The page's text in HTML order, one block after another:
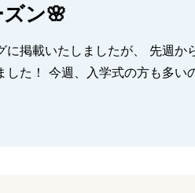
ン🌸
らソメイヨシノが開花し始め、いよいよ本格
ご入園・ご入学の皆